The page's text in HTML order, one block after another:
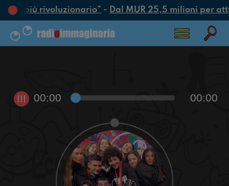
più rivoluzionario”- Dal MUR 25,5 milioni per
!!! 00:00 00:00